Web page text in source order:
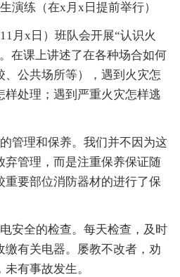
演练（在x月x日提前举行）
月x日）班队会开展“认识火
在课上讲述了在各种场合如何
、公共场所等），遇到火灾怎
样处理；遇到严重火灾怎样逃
管理和保养。我们并不因为这
弃管理，而是注重保养保证随
重要部位消防器材的进行了保
安全的检查。每天检查，及时
缴有关电器。屡教不改者，劝
有事故发生。